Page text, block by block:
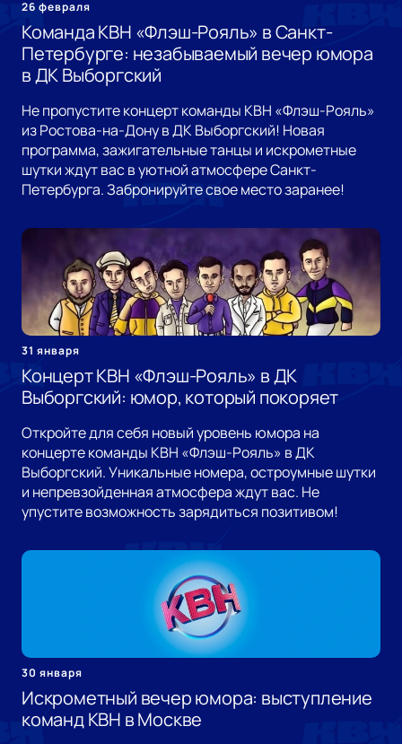
26 февраля
Команда КВН «Флэш-Рояль» в Санкт-
Петербурге: незабываемый вечер юмора
в ДК Выборгский
Не пропустите концерт команды КВН «Флэш-Рояль»
из Ростова-на-Дону в ДК Выборгский! Новая
программа, зажигательные танцы и искрометные
шутки ждут вас в уютной атмосфере Санкт-
Петербурга. Забронируйте свое место заранее!
31 января
Концерт КВН «Флэш-Рояль» в ДК
Выборгский: юмор, который покоряет
Откройте для себя новый уровень юмора на
концерте команды КВН «Флэш-Рояль» в ДК
Выборгский. Уникальные номера, остроумные шутки
и непревзойденная атмосфера ждут вас. Не
упустите возможность зарядиться позитивом!
30 января
Искрометный вечер юмора: выступление
команд КВН в Москве